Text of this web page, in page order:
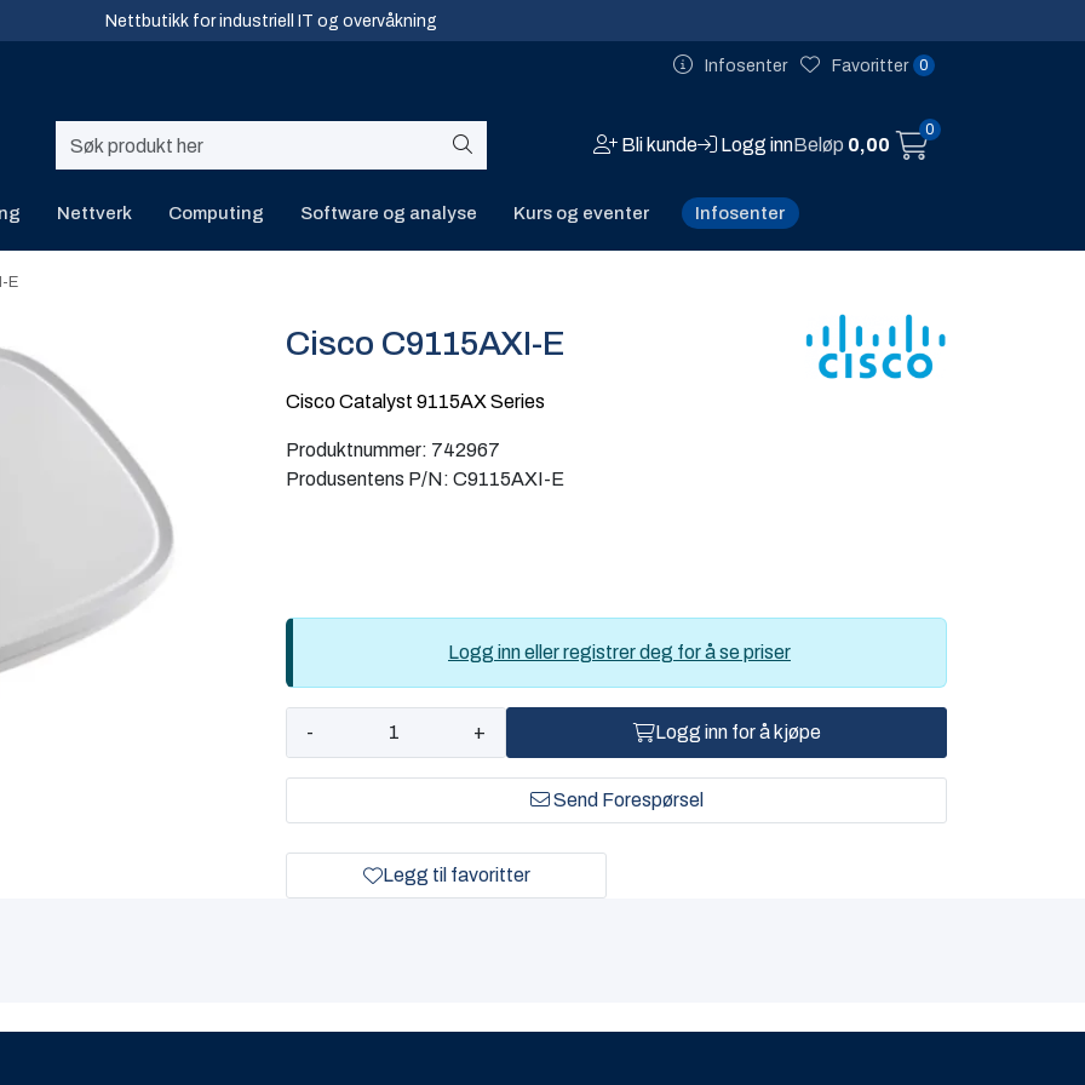
Nettbutikk for industriell IT og overvåkning
Infosenter 0
Favoritter
Bli kunde Logg innBeløp 0,00
0
Nettverk Computing Software og analyse Kurs og eventer Infosenter
E
Cisco C9115AXI-E
Cisco Catalyst 9115AX Series
Produktnummer: 742967
Produsentens P/N: C9115AXI-E
Logg inn eller registrer deg for å se priser
- + Logg inn for å kjøpe
Send Forespørsel
Legg til favoritter